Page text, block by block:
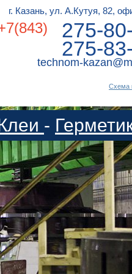
г. Казань, ул. А.Кутуя, 82,
275-
275-
technom-
Cхема
-